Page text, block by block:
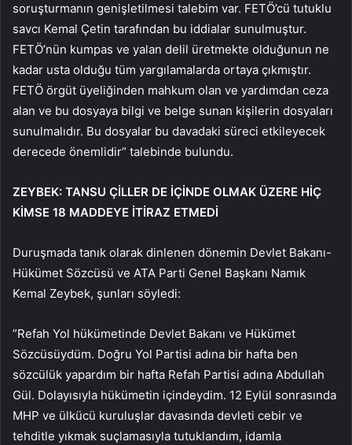
soruşturmanın genişletilmesi talebim var. FETÖ’cü tutuklu
savcı Kemal Çetin tarafından bu iddialar sunulmuştur.
FETÖ’nün kumpas ve yalan delil üretmekte olduğunun ne
kadar usta olduğu tüm yargılamalarda ortaya çıkmıştır.
FETÖ örgüt üyeliğinden mahkum olan ve yardımdan ceza
alan ve bu dosyaya bilgi ve belge sunan kişilerin dosyaları
sunulmalıdır. Bu dosyalar bu davadaki süreci etkileyecek
derecede önemlidir” talebinde bulundu.
ZEYBEK: TANSU ÇİLLER DE İÇİNDE OLMAK ÜZERE HİÇ
KİMSE 18 MADDEYE İTİRAZ ETMEDİ
Duruşmada tanık olarak dinlenen dönemin Devlet Bakanı-
Hükümet Sözcüsü ve ATA Parti Genel Başkanı Namık
Kemal Zeybek, şunları söyledi:
”Refah Yol hükümetinde Devlet Bakanı ve Hükümet
Sözcüsüydüm. Doğru Yol Partisi adına bir hafta ben
sözcülük yapardım bir hafta Refah Partisi adına Abdullah
Gül. Dolayısıyla hükümetin içindeydim. 12 Eylül sonrasında
MHP ve ülkücü kuruluşlar davasında devleti cebir ve
tehditle yıkmak suçlamasıyla tutuklandım, idamla